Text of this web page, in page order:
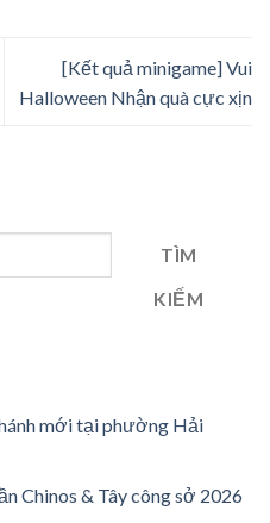
[Kết quả minigame] Vui
Halloween Nhận quà cực xịn
TÌM
KIẾM
mới tại phường Hải
Chinos & Tây công sở 2026